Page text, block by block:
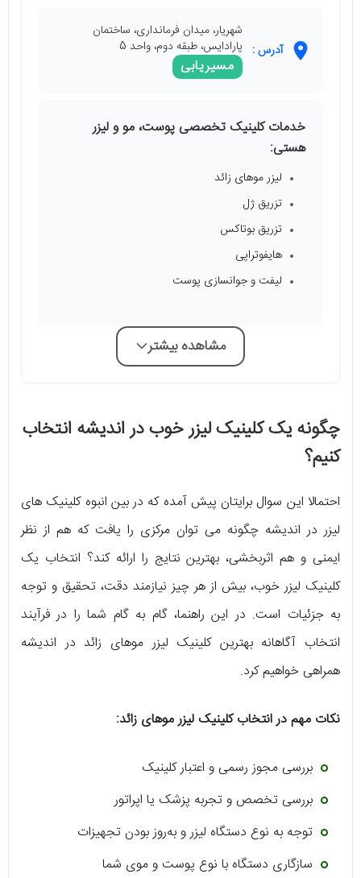
آدرس :
شهریار، میدان فرمانداری، ساختمان
پارادایس، طبقه دوم، واحد 5
مسیریابی
خدمات کلینیک تخصصی پوست، مو و لیزر
هستی:
لیزر موهای زائد
تزریق ژل
تزریق بوتاکس
هایفوتراپی
لیفت و جوانسازی پوست
مشاهده بیشتر
چگونه یک کلینیک لیزر خوب در اندیشه انتخاب
کنیم؟
احتمالا این سوال برایتان پیش آمده که در بین انبوه کلینیک های
لیزر در اندیشه چگونه می توان مرکزی را یافت که هم از نظر
ایمنی و هم اثربخشی، بهترین نتایج را ارائه کند؟ انتخاب یک
کلینیک لیزر خوب، بیش از هر چیز نیازمند دقت، تحقیق و توجه
به جزئیات است. در این راهنما، گام به گام شما را در فرآیند
انتخاب آگاهانه بهترین کلینیک لیزر موهای زائد در اندیشه
همراهی خواهیم کرد.
نکات مهم در انتخاب کلینیک لیزر موهای زائد:
بررسی مجوز رسمی و اعتبار کلینیک
بررسی تخصص و تجربه پزشک یا اپراتور
توجه به نوع دستگاه لیزر و به‌روز بودن تجهیزات
سازگاری دستگاه با نوع پوست و موی شما